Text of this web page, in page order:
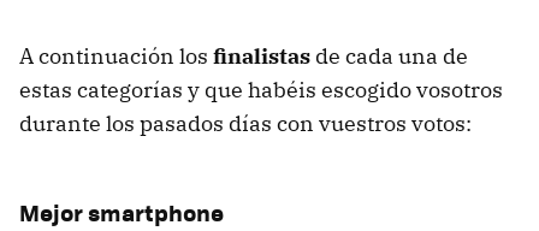
A continuación los finalistas de cada una de
estas categorías y que habéis escogido vosotros
durante los pasados días con vuestros votos:
Mejor smartphone